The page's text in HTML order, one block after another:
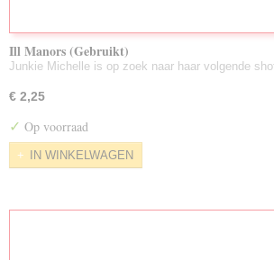
Ill Manors (Gebruikt)
Junkie Michelle is op zoek naar haar volgende
€ 2,25
✓ Op voorraad
IN WINKELWAGEN